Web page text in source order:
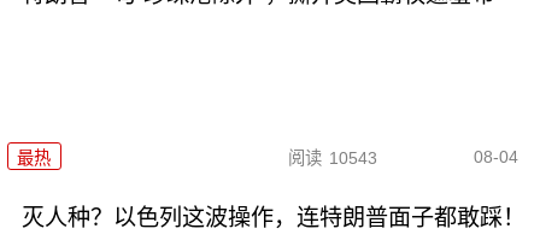
最热 阅读 10543 08-04
灭人种？以色列这波操作，连特朗普面子都敢踩！